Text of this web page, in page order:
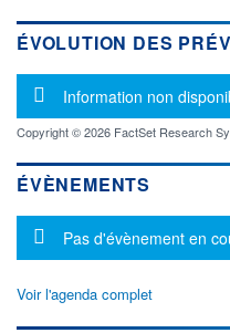
ÉVOLUTION DES
Message
Information non
Copyright © 2026 FactSet Research
ÉVÈNEMENTS
Message
Pas d'évènement en
Voir l'agenda complet